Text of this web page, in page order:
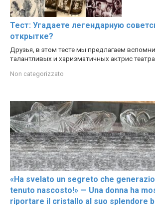
Тест: Угадаете легендарную
открытке?
Друзья, в этом тесте мы предлагаем
талантливых и харизматичных актрис
Non categorizzato
«Ha svelato un segreto che
tenuto nascosto!» — Una donna ha
riportare il cristallo al suo splendore